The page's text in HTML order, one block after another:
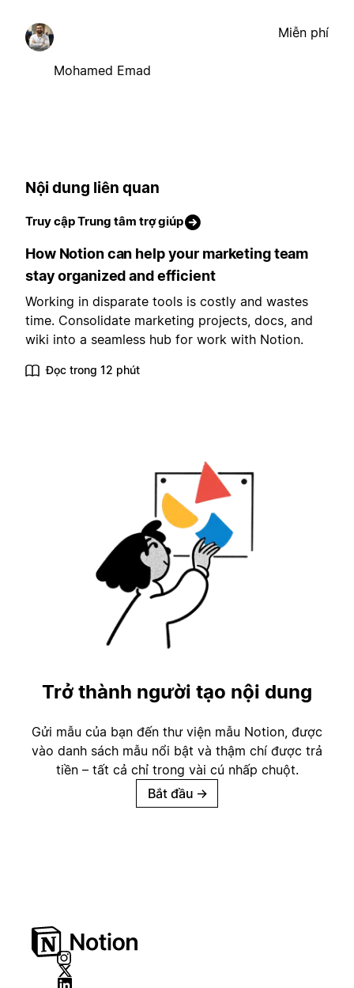
Mohamed Emad
Miễn phí
Nội dung liên quan
Truy cập Trung tâm trợ giúp
How Notion can help your marketing team
stay organized and efficient
Working in disparate tools is costly and wastes
time. Consolidate marketing projects, docs, and
wiki into a seamless hub for work with Notion.
Đọc trong 12 phút
Trở thành người tạo nội dung
Gửi mẫu của bạn đến thư viện mẫu Notion, được
vào danh sách mẫu nổi bật và thậm chí được trả
tiền – tất cả chỉ trong vài cú nhấp chuột.
Bắt đầu →